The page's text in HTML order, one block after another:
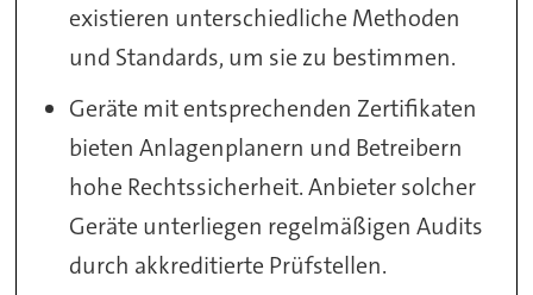
existieren unterschiedliche Methoden
und Standards, um sie zu bestimmen.
Geräte mit entsprechenden Zertifikaten
bieten Anlagenplanern und Betreibern
hohe Rechtssicherheit. Anbieter solcher
Geräte unterliegen regelmäßigen Audits
durch akkreditierte Prüfstellen.